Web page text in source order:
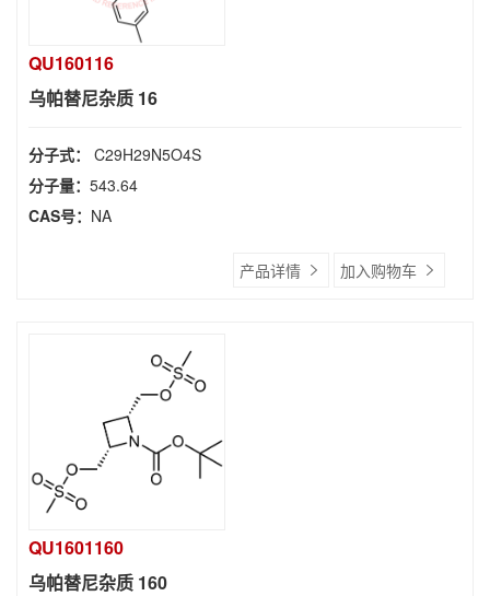
QU160116
乌帕替尼杂质 16
分子式： C29H29N5O4S
分子量： 543.64
CAS号： NA
产品详情 加入购物车
QU1601160
乌帕替尼杂质 160